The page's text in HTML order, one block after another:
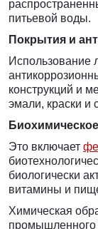
питьевой воды.
Покрытия и
Использование
конструкций и
эмали, краски и
Это включает
биологически
витамины и
Химическая
промышленного